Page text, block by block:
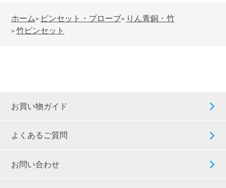
ホーム> ピンセット・プローブ> りん青銅・竹
> 竹ピンセット
お買い物ガイド
よくあるご質問
お問い合わせ